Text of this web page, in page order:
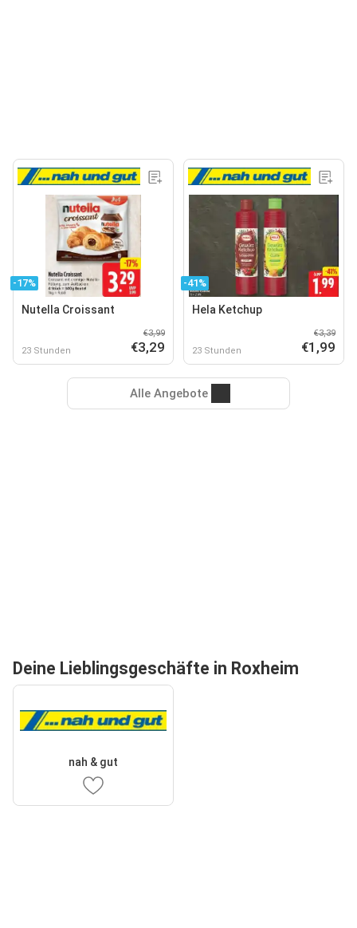
-17%
Nutella Croissant
23 Stunden
€3,99
€3,29
-41%
Hela Ketchup
23 Stunden
€3,39
€1,99
Alle Angebote
Deine Lieblingsgeschäfte in Roxheim
nah & gut